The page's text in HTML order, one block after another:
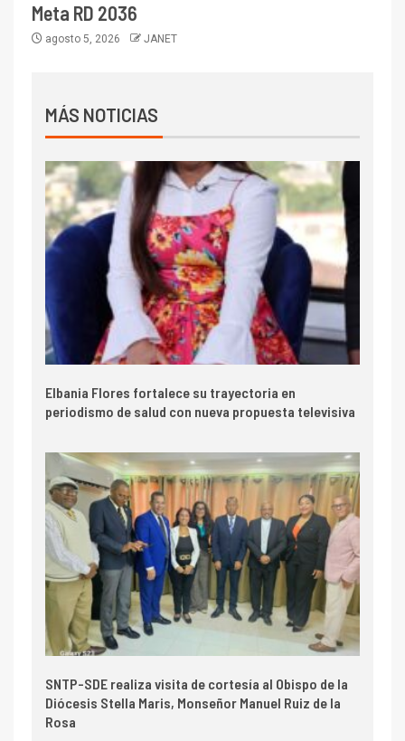
Meta RD 2036
agosto 5, 2026 JANET
MÁS NOTICIAS
Elbania Flores fortalece su trayectoria en
periodismo de salud con nueva propuesta televisiva
SNTP-SDE realiza visita de cortesía al Obispo de la
Diócesis Stella Maris, Monseñor Manuel Ruiz de la
Rosa